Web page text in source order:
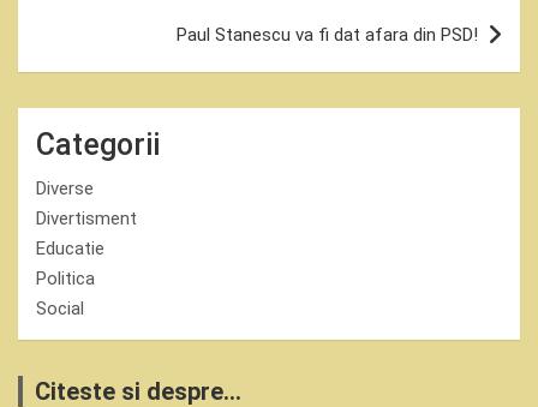
Paul Stanescu va fi dat afara din PSD!
Categorii
Diverse
Divertisment
Educatie
Politica
Social
Citeste si despre...